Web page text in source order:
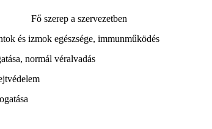
Fő szerep a szervezetben
és izmok egészsége, immunműködés
normál véralvadás